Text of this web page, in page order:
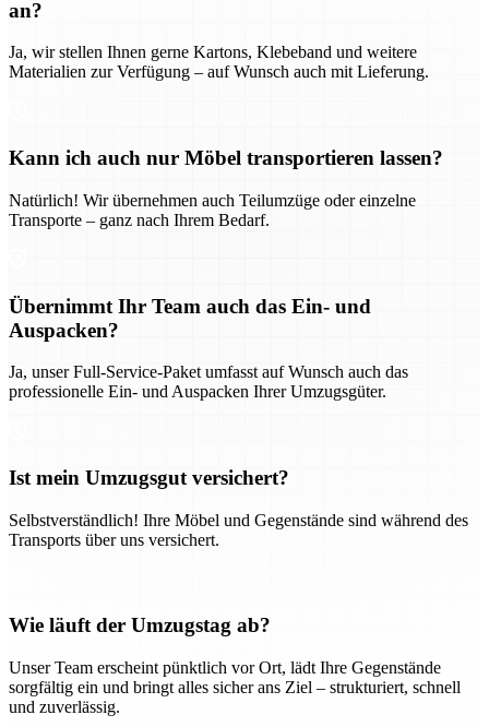
an?
Ja, wir stellen Ihnen gerne Kartons, Klebeband und weitere
Materialien zur Verfügung – auf Wunsch auch mit Lieferung.
Kann ich auch nur Möbel transportieren lassen?
Natürlich! Wir übernehmen auch Teilumzüge oder einzelne
Transporte – ganz nach Ihrem Bedarf.
Übernimmt Ihr Team auch das Ein- und
Auspacken?
Ja, unser Full-Service-Paket umfasst auf Wunsch auch das
professionelle Ein- und Auspacken Ihrer Umzugsgüter.
Ist mein Umzugsgut versichert?
Selbstverständlich! Ihre Möbel und Gegenstände sind während des
Transports über uns versichert.
Wie läuft der Umzugstag ab?
Unser Team erscheint pünktlich vor Ort, lädt Ihre Gegenstände
sorgfältig ein und bringt alles sicher ans Ziel – strukturiert, schnell
und zuverlässig.